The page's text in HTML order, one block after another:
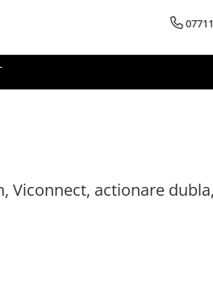
Viconnect, actionare